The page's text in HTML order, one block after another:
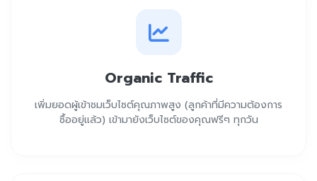
Organic Traffic
เพิ่มยอดผู้เข้าชมเว็บไซต์คุณภาพสูง (ลูกค้าที่มีความต้องการ
ซื้ออยู่แล้ว) เข้ามายังเว็บไซต์ของคุณฟรีๆ ทุกวัน